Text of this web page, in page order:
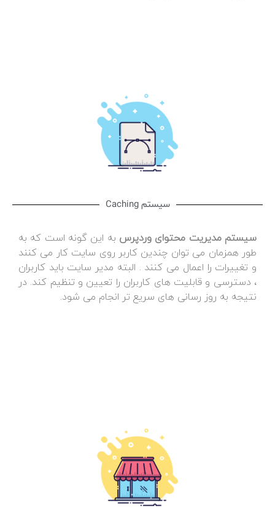
سیستم Caching
سیستم مدیریت محتوای وردپرس به این گونه است که به
طور همزمان می توان چندین کاربر روی سایت کار می کنند
و تغییرات را اعمال می کنند . البته مدیر سایت باید کاربران
، دسترسی و قابلیت های کاربران را تعیین و تنظیم کند. در
نتیجه به روز رسانی های سریع تر انجام می شود.